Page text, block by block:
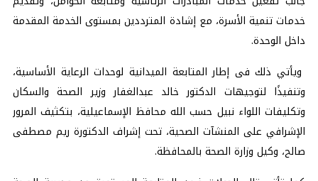
خدمات تنمية الأسرة، مع إشادة المترددين بمستوى الخدمة المقدمة
داخل الوحدة.
ويأتي ذلك فى إطار المتابعة الميدانية لوحدات الرعاية الأساسية،
وتنفيذًا لتوجيهات الدكتور خالد عبدالغفار وزير الصحة والسكان
وتكليفات اللواء نبيل حسب الله محافظ الإسماعيلية، بتكثيف المرور
الإشرافي على المنشآت الصحية، تحت إشراف الدكتورة ريم مصطفى
صالح، وكيل وزارة الصحة بالمحافظة.